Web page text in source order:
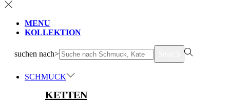
MENU
KOLLEKTION
suchen nach>
SCHMUCK
KETTEN